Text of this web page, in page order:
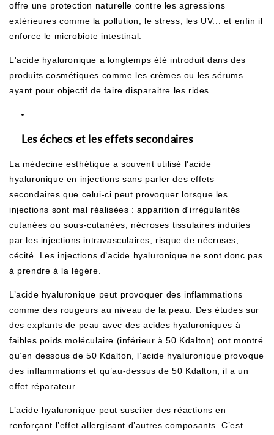
offre une protection naturelle contre les agressions
extérieures comme la pollution, le stress, les UV... et enfin il
enforce le microbiote intestinal.
L'acide hyaluronique a longtemps été introduit dans des
produits cosmétiques comme les crèmes ou les sérums
ayant pour objectif de faire disparaitre les rides.
Les échecs et les effets secondaires
La médecine esthétique a souvent utilisé l'acide
hyaluronique en injections sans parler des effets
secondaires que celui-ci peut provoquer lorsque les
injections sont mal réalisées : apparition d'irrégularités
cutanées ou sous-cutanées, nécroses tissulaires induites
par les injections intravasculaires, risque de nécroses,
cécité. Les injections d’acide hyaluronique ne sont donc pas
à prendre à la légère.
L’acide hyaluronique peut provoquer des inflammations
comme des rougeurs au niveau de la peau. Des études sur
des explants de peau avec des acides hyaluroniques à
faibles poids moléculaire (inférieur à 50 Kdalton) ont montré
qu’en dessous de 50 Kdalton, l’acide hyaluronique provoque
des inflammations et qu’au-dessus de 50 Kdalton, il a un
effet réparateur.
L’acide hyaluronique peut susciter des réactions en
renforçant l’effet allergisant d’autres composants. C’est